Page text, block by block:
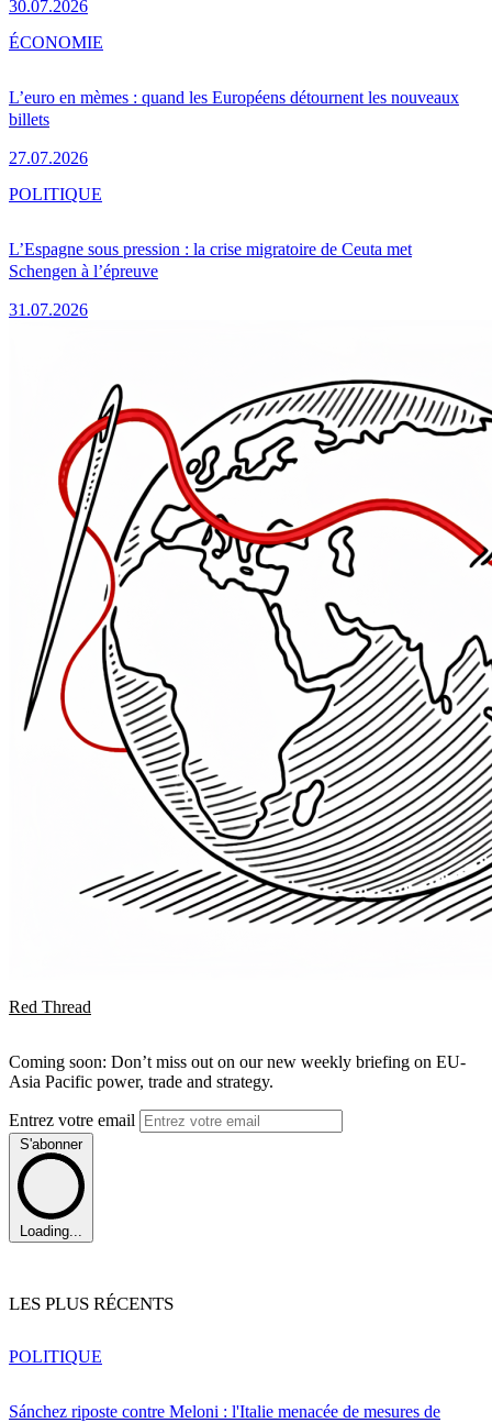
30.07.2026
L’euro en mèmes : quand les Européens détournent les nouveaux
billets
27.07.2026
ÉCONOMIE
L’Espagne sous pression : la crise migratoire de Ceuta met
Schengen à l’épreuve
31.07.2026
POLITIQUE
Red Thread
Coming soon: Don’t miss out on our new weekly briefing on EU-
Asia Pacific power, trade and strategy.
Entrez votre email
S'abonner
Loading...
LES PLUS RÉCENTS
Sánchez riposte contre Meloni : l'Italie menacée de mesures de
POLITIQUE